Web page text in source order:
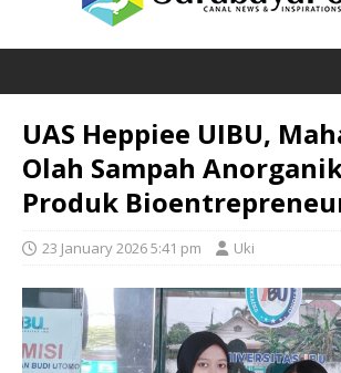
UAS Heppiee UIBU,
Olah Sampah
Produk
23 January 2026 5:41 pm Uki